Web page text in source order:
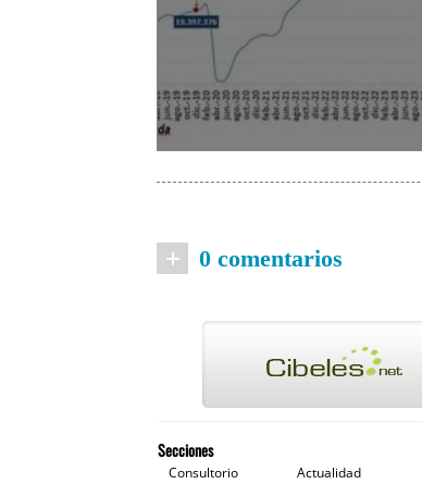
+ 0 comentarios
Secciones
Consultorio Actualidad